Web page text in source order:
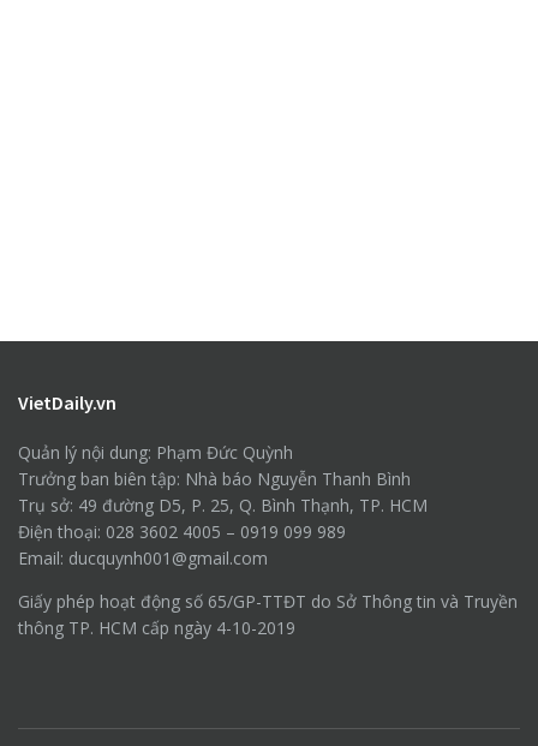
VietDaily.vn
Quản lý nội dung: Phạm Đức Quỳnh
Trưởng ban biên tập: Nhà báo Nguyễn Thanh Bình
Trụ sở: 49 đường D5, P. 25, Q. Bình Thạnh, TP. HCM
Điện thoại: 028 3602 4005 – 0919 099 989
Email: ducquynh001@gmail.com
Giấy phép hoạt động số 65/GP-TTĐT do Sở Thông tin và Truyền
thông TP. HCM cấp ngày 4-10-2019